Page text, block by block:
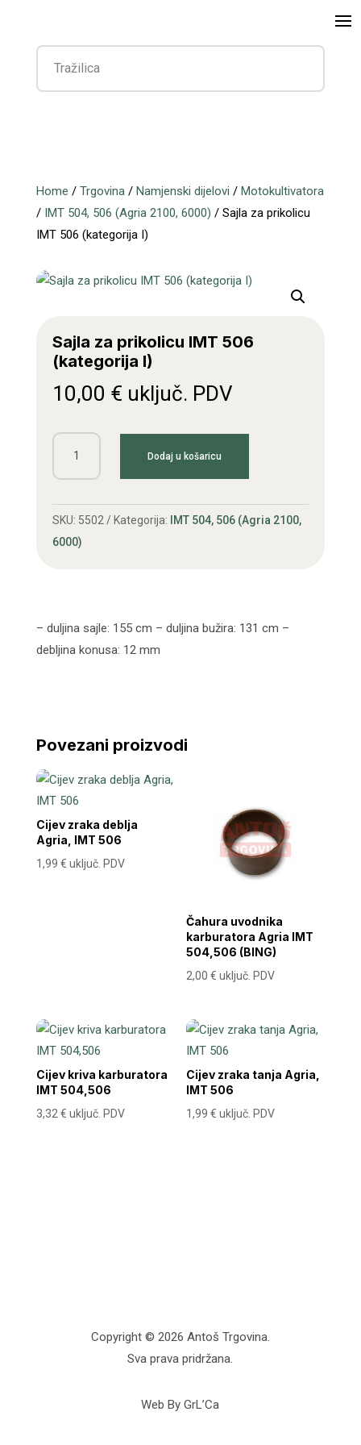
Home / Trgovina/ Namjenski dijelovi / Motokultivatora
/ IMT 504, 506 (Agria 2100, 6000) / Sajla za prikolicu
IMT 506 (kategorija I)
Sajla za prikolicu IMT 506
(kategorija I)
10,00 € uključ. PDV
Sajla
IMT
506
(kategorija
Dodaj u košaricu
SKU: 5502 Kategorija:
IMT 504, 506 (Agria 2100,
6000)
– duljina sajle: 155 cm – duljina bužira: 131 cm –
debljina konusa: 12 mm
Povezani proizvodi
Cijev zraka deblja
Agria, IMT 506
1,99 € uključ. PDV
Čahura uvodnika
karburatora Agria IMT
504,506 (BING)
2,00€ uključ. PDV
Cijev kriva karburatora
IMT 504,506
3,32€ uključ. PDV
Cijev zraka tanja Agria,
IMT 506
1,99€ uključ. PDV
Copyright © 2026 Antoš Trgovina.
Sva prava pridržana.
Web By GrL’Ca